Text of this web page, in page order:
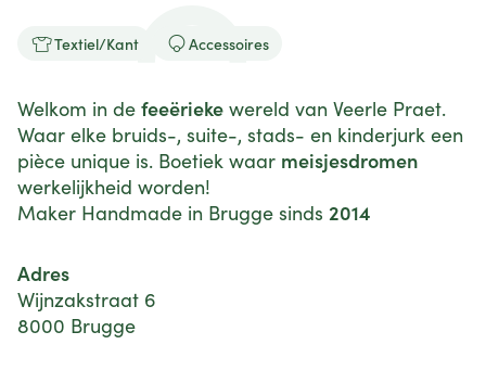
Textiel/Kant Accessoires
Welkom in de feeërieke wereld van Veerle Praet.
Waar elke bruids-, suite-, stads- en kinderjurk een
pièce unique is. Boetiek waar meisjesdromen
werkelijkheid worden!
Maker Handmade in Brugge sinds 2014
Adres
Wijnzakstraat 6
8000 Brugge